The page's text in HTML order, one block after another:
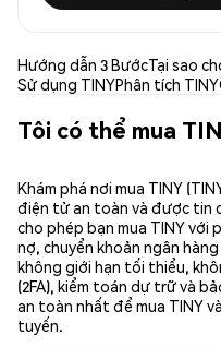
Hướng dẫn 3 BướcTại sao
Sử dụng TINYPhân tích TINY
Tôi có thể mua
Khám phá nơi mua TINY
điện tử an toàn và được tin
cho phép bạn mua TINY
nợ, chuyển khoản ngân
không giới hạn tối thiểu,
(2FA), kiểm toán dự trữ và
an toàn nhất để mua TINY
tuyến.